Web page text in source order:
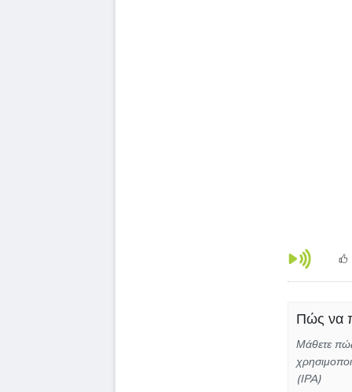
Πώς να
Μάθετε
(IPA)